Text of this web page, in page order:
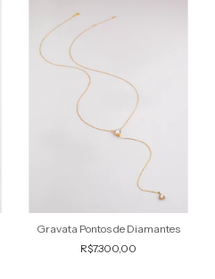
Gravata Pontos de Diamantes
R$7.300,00